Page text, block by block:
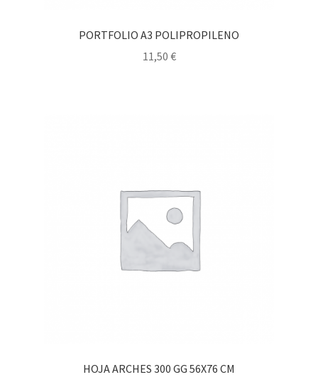
PORTFOLIO A3 POLIPROPILENO
11,50 €
HOJA ARCHES 300 GG 56X76 CM